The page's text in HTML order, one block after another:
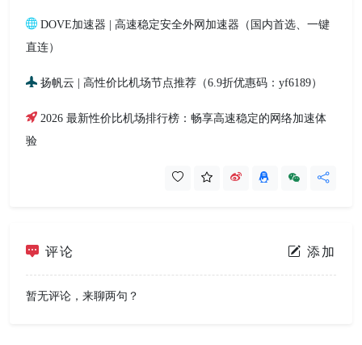
DOVE加速器 | 高速稳定安全外网加速器（国内首选、一键
直连）
扬帆云 | 高性价比机场节点推荐（6.9折优惠码：yf6189）
2026 最新性价比机场排行榜：畅享高速稳定的网络加速体
验
评论 添加
暂无评论，来聊两句？